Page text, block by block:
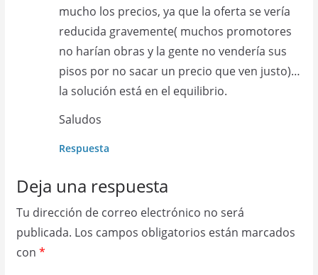
mucho los precios, ya que la oferta se vería
reducida gravemente( muchos promotores
no harían obras y la gente no vendería sus
pisos por no sacar un precio que ven justo)…
la solución está en el equilibrio.
Saludos
Respuesta
Deja una respuesta
Tu dirección de correo electrónico no será
publicada. Los campos obligatorios están marcados
con *